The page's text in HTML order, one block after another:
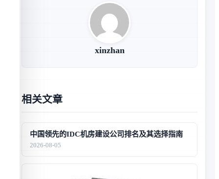
xinzhan
相关文章
中国领先的IDC机房建设公司排名及其选择指南
2026-08-05